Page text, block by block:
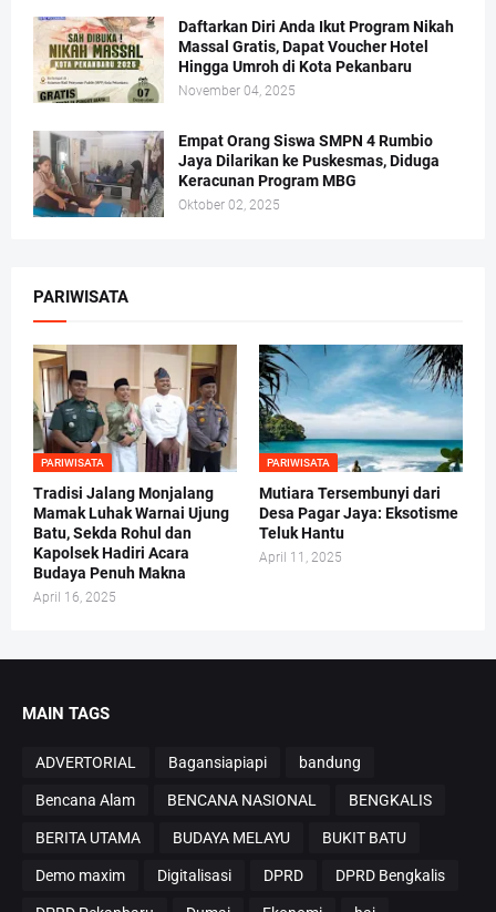
Daftarkan Diri Anda Ikut Program Nikah
Massal Gratis, Dapat Voucher Hotel
Hingga Umroh di Kota Pekanbaru
November 04, 2025
Empat Orang Siswa SMPN 4 Rumbio
Jaya Dilarikan ke Puskesmas, Diduga
Keracunan Program MBG
Oktober 02, 2025
PARIWISATA
PARIWISATA
Tradisi Jalang Monjalang
Mamak Luhak Warnai Ujung
Batu, Sekda Rohul dan
Kapolsek Hadiri Acara
Budaya Penuh Makna
April 16, 2025
PARIWISATA
Mutiara Tersembunyi dari
Desa Pagar Jaya: Eksotisme
Teluk Hantu
April 11, 2025
MAIN TAGS
ADVERTORIAL Bagansiapiapi bandung
Bencana Alam BENCANA NASIONAL BENGKALIS
BERITA UTAMA BUDAYA MELAYU BUKIT BATU
Demo maxim Digitalisasi DPRD DPRD Bengkalis